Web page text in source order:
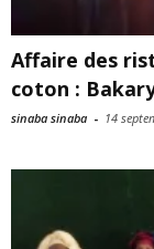
Affaire des
coton :
sinaba sinaba - 14